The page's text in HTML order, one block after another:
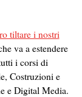
tiltare i nostri
va a estendere
i corsi di
Costruzioni e
e Digital Media.